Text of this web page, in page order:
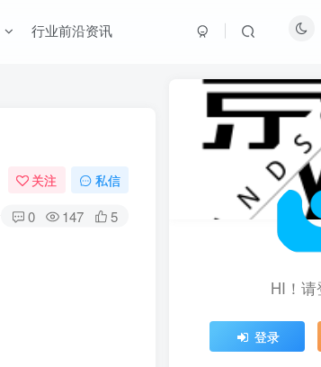
行业前沿资讯
关注 私信
0 147 5
HI！
登录